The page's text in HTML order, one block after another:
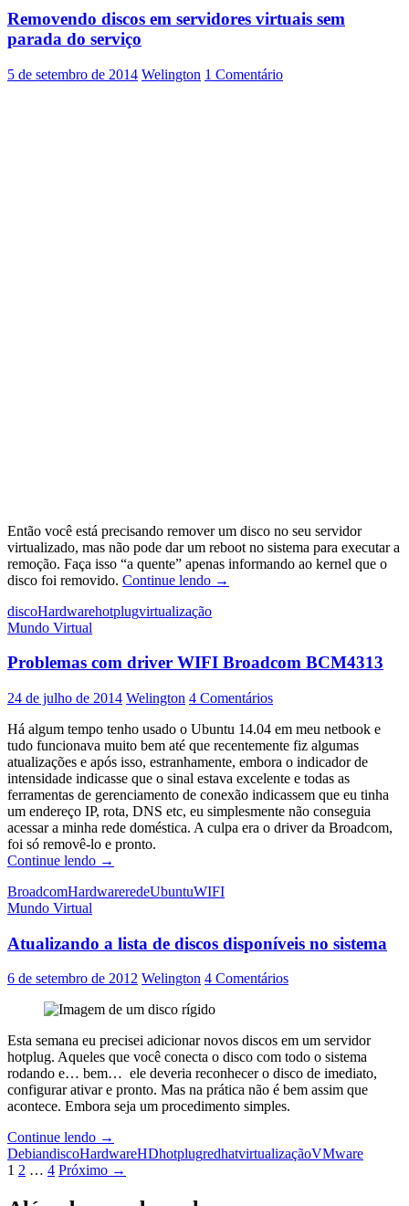
existente
sem
parada
dos
serviços
Removendo discos em servidores virtuais sem
parada do serviço
5 de setembro de 2014 Welington 1 Comentário
Então você está precisando remover um disco no seu servidor
virtualizado, mas não pode dar um reboot no sistema para executar a
remoção. Faça isso “a quente” apenas informando ao kernel que o
disco foi removido. Continue lendo Removendo
sem
do
→
discoHardwarehotplugvirtualização
Mundo Virtual
Problemas com driver WIFI Broadcom BCM4313
24 de julho de 2014 Welington 4 Comentários
Há algum tempo tenho usado o Ubuntu 14.04 em meu netbook e
tudo funcionava muito bem até que recentemente fiz algumas
atualizações e após isso, estranhamente, embora o indicador de
intensidade indicasse que o sinal estava excelente e todas as
ferramentas de gerenciamento de conexão indicassem que eu tinha
um endereço IP, rota, DNS etc, eu simplesmente não conseguia
acessar a minha rede doméstica. A culpa era o driver da Broadcom,
foi só removê-lo e pronto.
Continue lendo Problemas
driver
BCM4313
→
BroadcomHardwareredeUbuntuWIFI
Mundo Virtual
Atualizando a lista de discos disponíveis no sistema
6 de setembro de 2012 Welington 4 Comentários
Esta semana eu precisei adicionar novos discos em um servidor
hotplug. Aqueles que você conecta o disco com todo o sistema
rodando e… bem… ele deveria reconhecer o disco de imediato,
configurar ativar e pronto. Mas na prática não é bem assim que
acontece. Embora seja um procedimento simples.
Continue lendo Atualizando
a
lista
discos
→
DebiandiscoHardwareHDhotplugredhatvirtualizaçãoVMware
Navegação
1 2 … 4 Próximo →